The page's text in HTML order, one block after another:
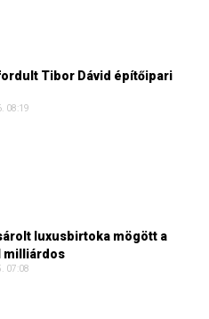
Tibor Dávid építőipari
08:19
luxusbirtoka mögött a
milliárdos
07:08